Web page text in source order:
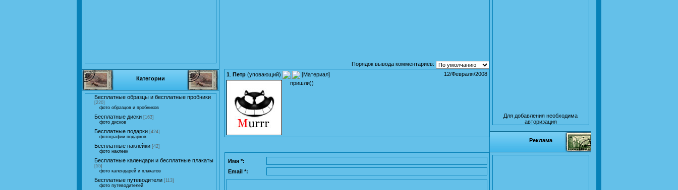
Категории
Бесплатные образцы и бесплатные пробники
[220]
фото образцов и пробников
Бесплатные диски [163]
фото дисков
Бесплатные подарки [424]
фотографии подарков
Бесплатные наклейки [42]
фото наклеек
Бесплатные календари и бесплатные плакаты
[55]
фото календарей и плакатов
Бесплатные путеводители [113]
фото путеводителей
Порядок вывода комментариев:
12/Февраля/2008
1 Петр (уповающий) [Материал]
пришли))
Имя *:
Email *:
Для добавления необходима
авторизация
Реклама